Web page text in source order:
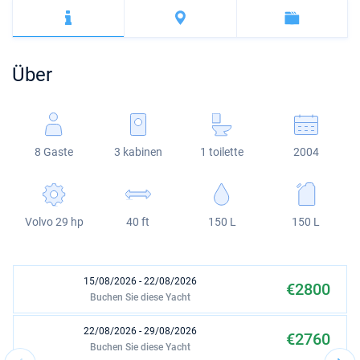
Fountaine Pajot
Astrea 42
Sun Odyssey 440
Dufour 46 GL
Amalfi
Bodrum
Martinique
St Lucia
Über
8 Gaste 3 kabinen 1 toilette 2004
Volvo 29 hp 40 ft 150 L 150 L
15/08/2026 - 22/08/2026 €2800
Buchen Sie diese Yacht
22/08/2026 - 29/08/2026 €2760
Buchen Sie diese Yacht